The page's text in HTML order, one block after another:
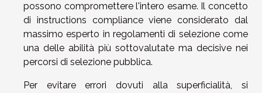
possono compromettere l'intero esame. Il concetto
di instructions compliance viene considerato dal
massimo esperto in regolamenti di selezione come
una delle abilità più sottovalutate ma decisive nei
percorsi di selezione pubblica.
Per evitare errori dovuti alla superficialità, si